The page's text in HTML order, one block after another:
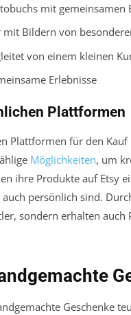
mit gemeinsamen
mit Bildern von
von einem kleinen
Erlebnisse
Plattformen
Plattformen für den
Möglichkeiten, um
ihre Produkte auf Etsy
persönlich sind.
sondern erhalten auch
Geschenke